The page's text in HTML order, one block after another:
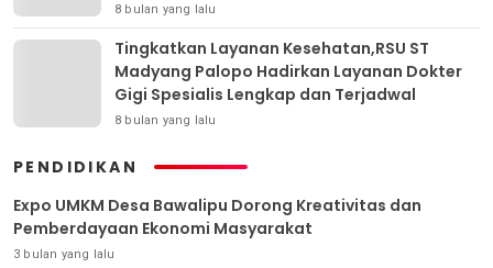
8 bulan yang lalu
Tingkatkan Layanan Kesehatan,RSU ST
Madyang Palopo Hadirkan Layanan Dokter
Gigi Spesialis Lengkap dan Terjadwal
8 bulan yang lalu
PENDIDIKAN
Expo UMKM Desa Bawalipu Dorong Kreativitas dan
Pemberdayaan Ekonomi Masyarakat
3 bulan yang lalu